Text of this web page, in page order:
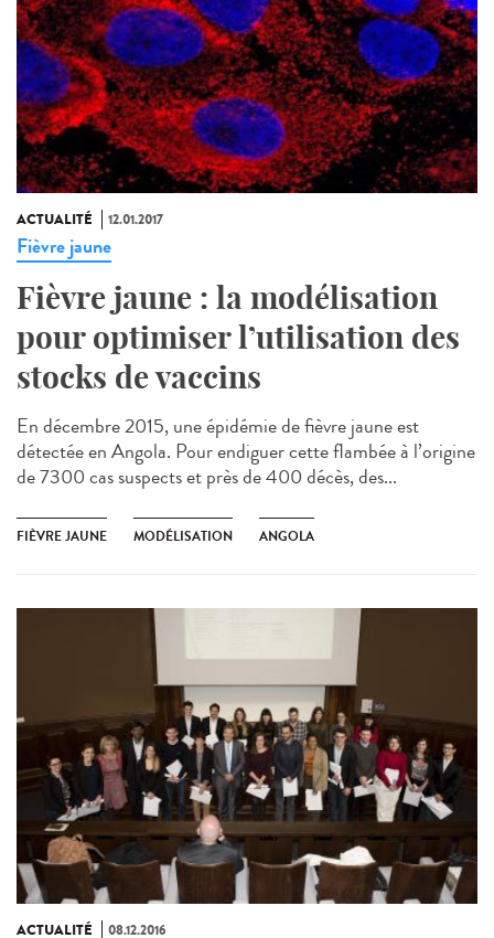
ACTUALITÉ 12.01.2017
Fièvre jaune
Fièvre jaune : la modélisation
pour optimiser l’utilisation des
stocks de vaccins
En décembre 2015, une épidémie de fièvre jaune est
détectée en Angola. Pour endiguer cette flambée à l’origine
de 7300 cas suspects et près de 400 décès, des...
FIÈVRE JAUNE MODÉLISATION ANGOLA
ACTUALITÉ 08.12.2016